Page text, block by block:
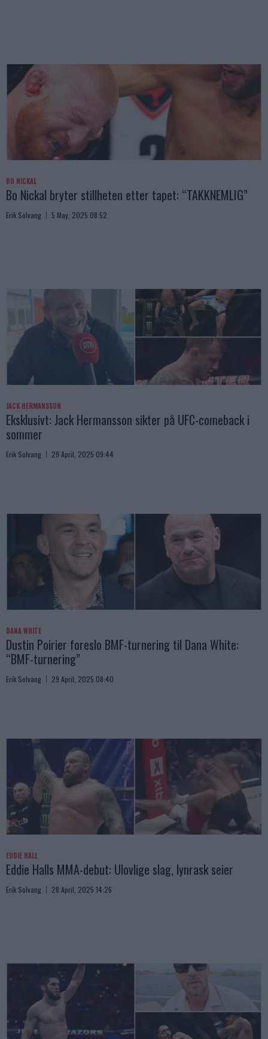
BO NICKAL
Bo Nickal bryter stillheten etter tapet: “TAKKNEMLIG”
Erik Solvang 5 May, 2025 08:52
JACK HERMANSSON
Eksklusivt: Jack Hermansson sikter på UFC-comeback i
sommer
Erik Solvang 29 April, 2025 09:44
DANA WHITE
Dustin Poirier foreslo BMF-turnering til Dana White:
“BMF-turnering”
Erik Solvang 29 April, 2025 08:40
EDDIE HALL
Eddie Halls MMA-debut: Ulovlige slag, lynrask seier
Erik Solvang 28 April, 2025 14:26